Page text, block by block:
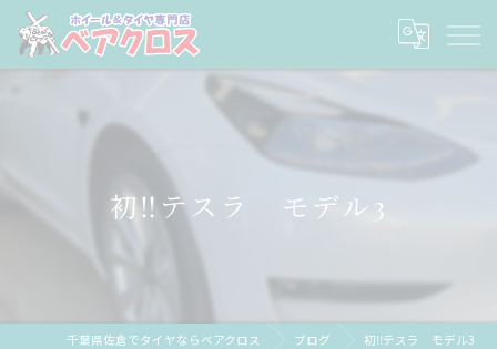
初‼️テスラ モデル3
千葉県佐倉でタイヤならベアクロス ブログ 初‼️テスラ モデル3